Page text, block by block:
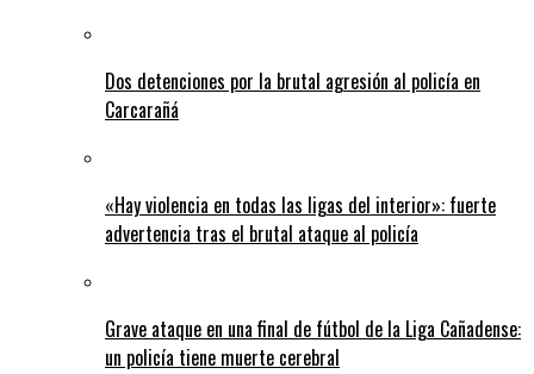
Dos detenciones por la brutal agresión al policía en
Carcarañá
«Hay violencia en todas las ligas del interior»: fuerte
advertencia tras el brutal ataque al policía
Grave ataque en una final de fútbol de la Liga Cañadense:
un policía tiene muerte cerebral